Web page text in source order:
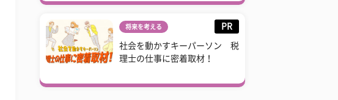
将来を考える PR
社会を動かすキーパーソン 税
理士の仕事に密着取材！